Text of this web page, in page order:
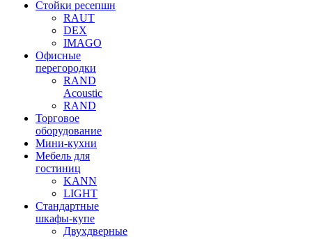
Стойки ресепшн
RAUT
DEX
IMAGO
Офисные
перегородки
RAND
Acoustic
RAND
Торговое
оборудование
Мини-кухни
Мебель для
гостиниц
KANN
LIGHT
Стандартные
шкафы-купе
Двухдверные